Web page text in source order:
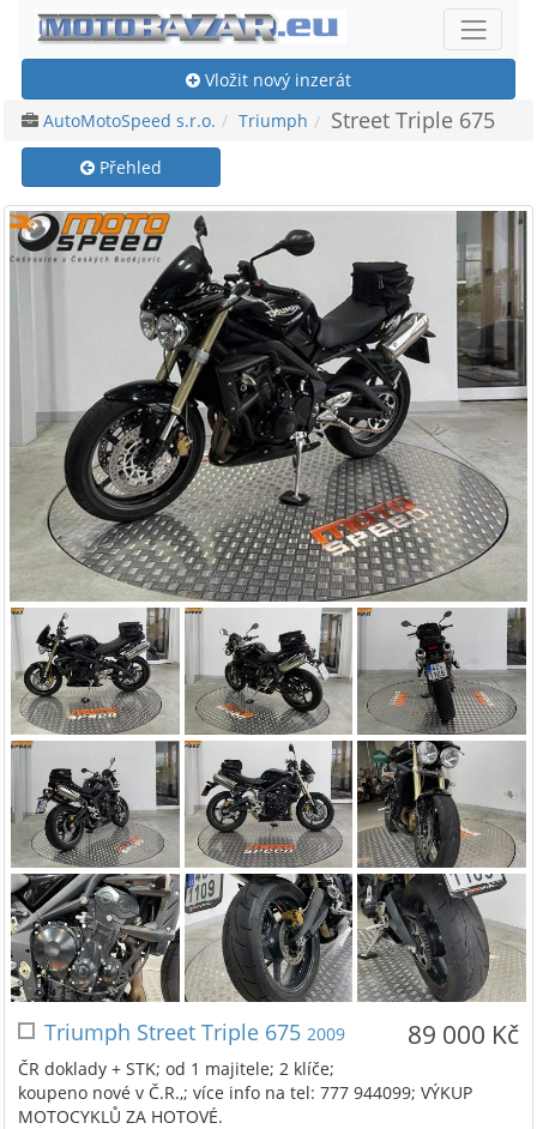
Vložit nový inzerát
AutoMotoSpeed s.r.o.
Triumph Street Triple 675
Přehled
89 000 Kč
Triumph Street Triple 675 2009
ČR doklady + STK; od 1 majitele; 2 klíče;
koupeno nové v Č.R.,; více info na tel: 777 944099; VÝKUP
MOTOCYKLŮ ZA HOTOVÉ.